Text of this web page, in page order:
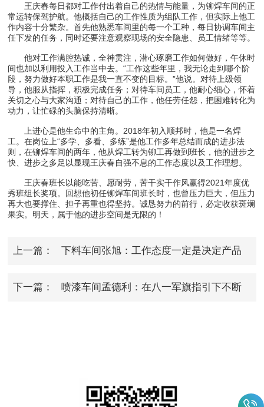
王庆春每日都对工作付出着自己的热情与能量，为铆焊车间的正
常运转保驾护航。他概括自己的工作性质为组队工作，但实际上他工
作内容十分繁杂。首先他熟悉车间里的每一个工种，每日协调车间主
任下发的任务，同时还要注意观察现场的安全隐患、员工情绪等等。
他对工作满腔热诚，全神贯注，潜心琢磨工作如何做好，午休时
间也加以利用投入工作当中去。“工作这些年里，我无论走到哪个阶
段，努力做好本职工作是我一直不变的目标。”他说。对待上级领
导，他服从指挥，积极完成任务；对待车间员工，他耐心细心，怀着
关切之心与大家沟通；对待自己的工作，他任劳任怨，把困难转化为
动力，让忙碌的头脑保持清晰。
上进心是他生命中的主角。2018年初入顺邦时，他是一名焊
工。在岗位上“多学、多看、多练”是他工作多年总结而成的进步法
则，在铆焊车间的两年，他从焊工转为铆工再做到班长，他的进步之
快、进步之多足以显现王庆春自强不息的工作态度以及工作理想。
王庆春班长以能吃苦、愿耐劳，苦干实干作风赢得2021年度优
秀班组长奖项。回想他初任铆焊车间班长时，也曾压力巨大，但压力
再大也要撑住、担子再重也得坚持。诚恳努力的前行，必定收获斑斓
果实。明天，属于他的进步空间是无限的！
上一篇： 下料车间张旭：工作态度一定是决定产品
下一篇： 喷漆车间孟德利：在八一军旗指引下不断